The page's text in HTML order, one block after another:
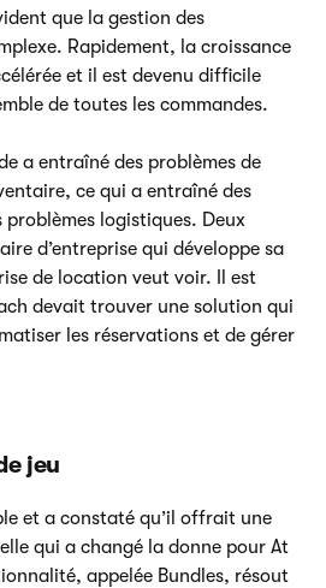
que la gestion des
Rapidement, la croissance
et il est devenu difficile
de toutes les commandes.
a entraîné des problèmes de
ce qui a entraîné des
logistiques. Deux
d’entreprise qui développe sa
de location veut voir. Il est
devait trouver une solution qui
les réservations et de gérer
jeu
et a constaté qu’il offrait une
qui a changé la donne pour At
appelée Bundles, résout